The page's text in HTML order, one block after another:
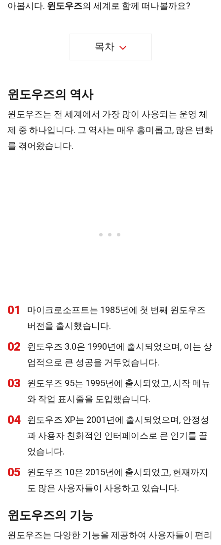
아봅시다. 윈도우즈의 세계로 함께 떠나볼까요?
목차
윈도우즈의 역사
윈도우즈는 전 세계에서 가장 많이 사용되는 운영 체
제 중 하나입니다. 그 역사는 매우 흥미롭고, 많은 변화
를 겪어왔습니다.
01
마이크로소프트는 1985년에 첫 번째 윈도우즈
버전을 출시했습니다.
02
윈도우즈 3.0은 1990년에 출시되었으며, 이는 상
업적으로 큰 성공을 거두었습니다.
03
윈도우즈 95는 1995년에 출시되었고, 시작 메뉴
와 작업 표시줄을 도입했습니다.
04
윈도우즈 XP는 2001년에 출시되었으며, 안정성
과 사용자 친화적인 인터페이스로 큰 인기를 끌
었습니다.
05
윈도우즈 10은 2015년에 출시되었고, 현재까지
도 많은 사용자들이 사용하고 있습니다.
윈도우즈의 기능
윈도우즈는 다양한 기능을 제공하여 사용자들이 편리